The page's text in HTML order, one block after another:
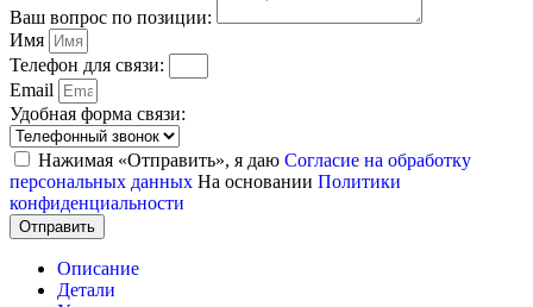
Ваш вопрос по позиции:
Имя
Телефон для связи:
Email
Удобная форма связи:
Нажимая «Отправить», я даю Согласие на обработку
персональных данных На основании Политики
конфиденциальности
Отправить
Описание
Детали